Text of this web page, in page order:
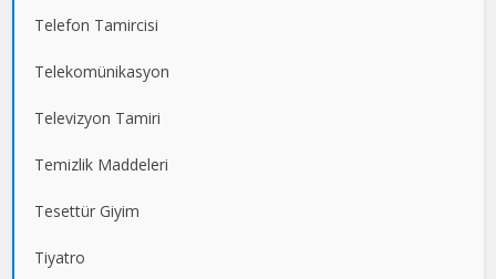
Telefon Tamircisi
Telekomünikasyon
Televizyon Tamiri
Temizlik Maddeleri
Tesettür Giyim
Tiyatro